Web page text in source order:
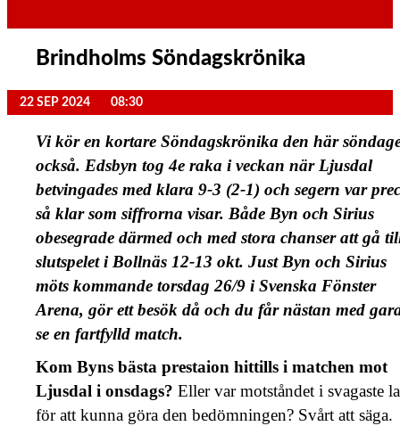
Brindholms Söndagskrönika
22 SEP 2024 08:30
Vi kör en kortare Söndagskrönika den här
också. Edsbyn tog 4e raka i veckan när Ljusdal
betvingades med klara 9-3 (2-1) och segern var
så klar som siffrorna visar. Både Byn och Sirius
obesegrade därmed och med stora chanser att gå
slutspelet i Bollnäs 12-13 okt. Just Byn och Sirius
möts kommande torsdag 26/9 i Svenska Fönster
Arena, gör ett besök då och du får nästan med
se en fartfylld match.
Kom Byns bästa prestaion hittills i matchen mot
Ljusdal i onsdags? Eller var motståndet i svagaste
för att kunna göra den bedömningen? Svårt att säga.